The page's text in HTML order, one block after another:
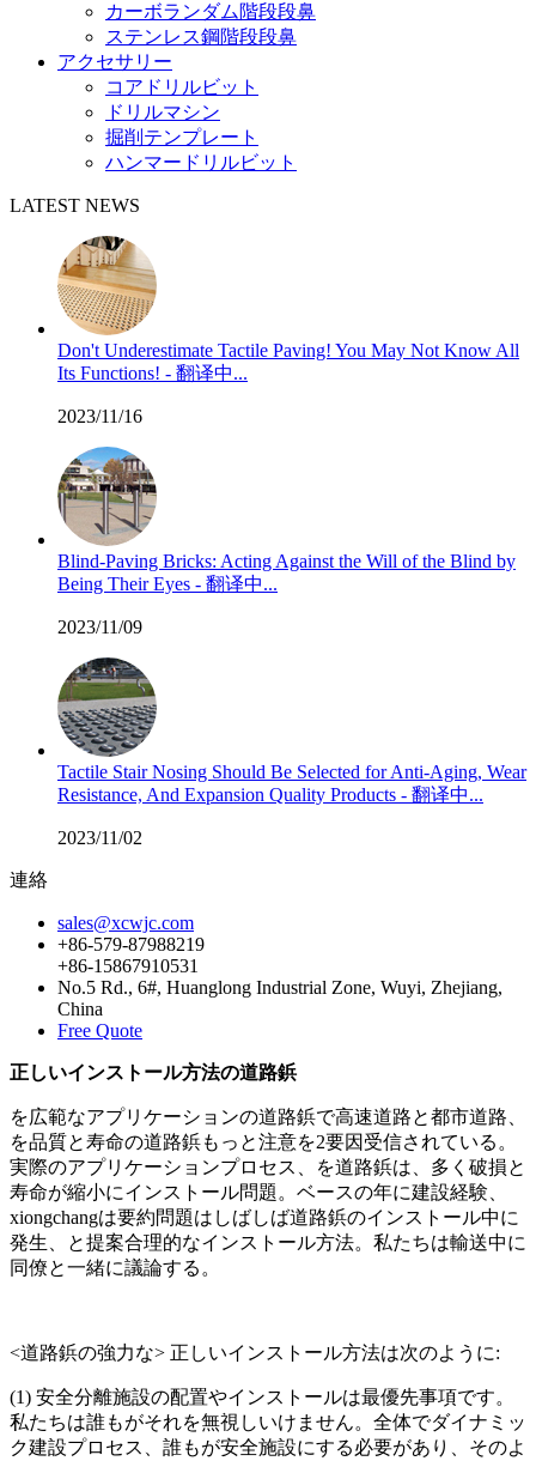
カーボランダム階段段鼻
ステンレス鋼階段段鼻
アクセサリー
コアドリルビット
ドリルマシン
掘削テンプレート
ハンマードリルビット
LATEST NEWS
Don't Underestimate Tactile Paving! You May Not Know All
Its Functions! - 翻译中...
2023/11/16
Blind-Paving Bricks: Acting Against the Will of the Blind by
Being Their Eyes - 翻译中...
2023/11/09
Tactile Stair Nosing Should Be Selected for Anti-Aging, Wear
Resistance, And Expansion Quality Products - 翻译中...
2023/11/02
連絡
sales@xcwjc.com
+86-579-87988219
+86-15867910531
No.5 Rd., 6#, Huanglong Industrial Zone, Wuyi, Zhejiang,
China
Free Quote
正しいインストール方法の道路鋲
を広範なアプリケーションの道路鋲で高速道路と都市道路、
を品質と寿命の道路鋲もっと注意を2要因受信されている。
実際のアプリケーションプロセス、を道路鋲は、多く破損と
寿命が縮小にインストール問題。ベースの年に建設経験、
xiongchangは要約問題はしばしば道路鋲のインストール中に
発生、と提案合理的なインストール方法。私たちは輸送中に
同僚と一緒に議論する。
<道路鋲の強力な> 正しいインストール方法は次のように:
(1) 安全分離施設の配置やインストールは最優先事項です。
私たちは誰もがそれを無視しいけません。全体でダイナミッ
ク建設プロセス、誰もが安全施設にする必要があり、そのよ